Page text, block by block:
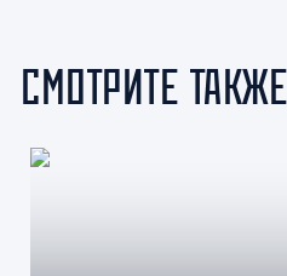
СМОТРИТЕ ТАКЖЕ